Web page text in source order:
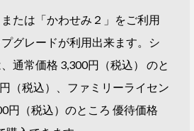
たは「かわせみ２」をご利用
グレードが利用出来ます。シ
通常価格 3,300円（税込） のと
（税込）、ファミリーライセン
円（税込）のところ 優待価格